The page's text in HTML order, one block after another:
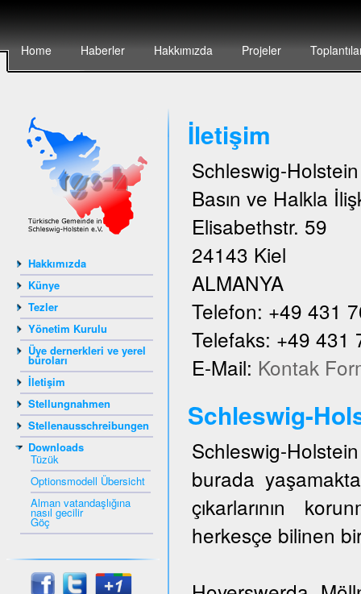
Home Haberler Hakkımızda Projeler
Hakkımızda
Künye
Tezler
Yönetim Kurulu
Üye dernerkleri ve yerel
büroları
İletişim
Stellungnahmen
Stellenausschreibungen
Downloads
Tüzük
Optionsmodell Übersicht
Alman vatandaşlığına
nasıl gecilir
Göç
İletişim
Schleswig-
Basın ve Halkla
Elisabethstr. 59
24143 Kiel
ALMANYA
Telefon: +49 431
Telefaks: +49 431
E-Mail: Kontak
Schleswig-
Schleswig-
burada
çıkarlarının
herkesçe bilinen